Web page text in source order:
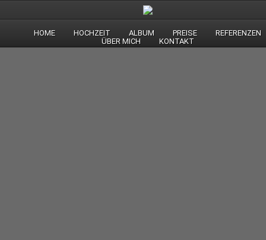
HOME HOCHZEIT ALBUM PREISE
REFERENZEN
ÜBER MICH
KONTAKT